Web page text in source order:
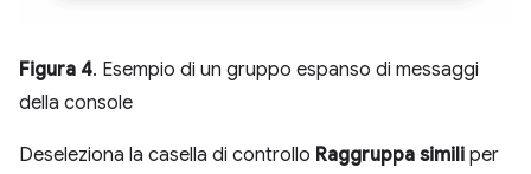
Figura 4. Esempio di un gruppo espanso di messaggi
della console
Deseleziona la casella di controllo Raggruppa simili per